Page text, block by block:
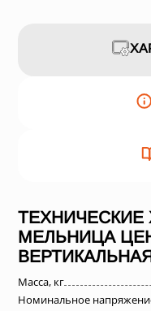
ТЕХНИЧЕСКИЕ
МЕЛЬНИЦА
Масса, кг
Номинальное